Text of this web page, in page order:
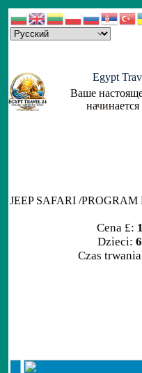
Skip
to
content
Egypt
Ваше
начинается
JEEP SAFARI /
Cena £:
Dzieci:
Czas